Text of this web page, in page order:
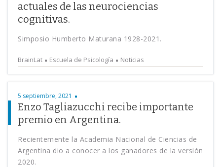
actuales de las neurociencias
cognitivas.
Simposio Humberto Maturana 1928-2021.
BrainLat Escuela de Psicología Noticias
5 septiembre, 2021
Enzo Tagliazucchi recibe importante
premio en Argentina.
Recientemente la Academia Nacional de Ciencias de
Argentina dio a conocer a los ganadores de la versión
2020.